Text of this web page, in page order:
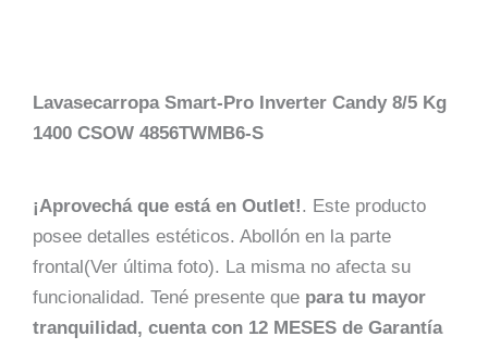
Lavasecarropa Smart-Pro Inverter Candy 8/5 Kg
1400 CSOW 4856TWMB6-S
¡Aprovechá que está en Outlet!. Este producto
posee detalles estéticos. Abollón en la parte
frontal(Ver última foto). La misma no afecta su
funcionalidad. Tené presente que para tu mayor
tranquilidad, cuenta con 12 MESES de Garantía